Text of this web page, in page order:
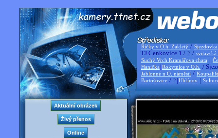
Říčky v O.h. Zakletý / Sjezdovka
TJ Čenkovice 1 / 2 / svitavská
Suchý Vrch Kramářova chata |
Hanička |Rokytnice v O.h. /
Jablonné n O. náměstí /
Bartošovice / 2 |Uhřínov |